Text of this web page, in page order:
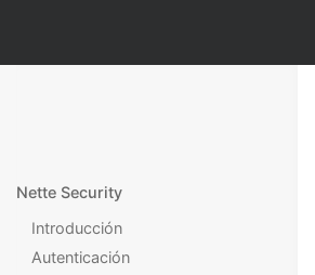
Nette Security
Introducción
Autenticación